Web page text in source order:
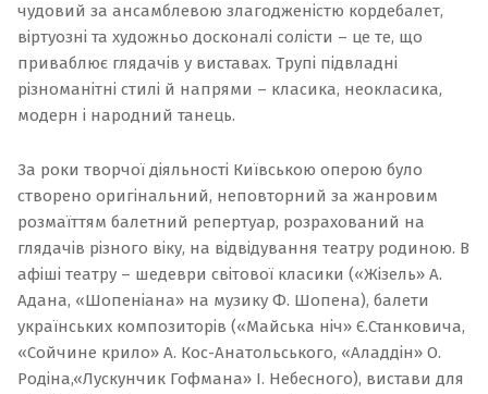
чудовий за ансамблевою злагодженістю кордебалет,
віртуозні та художньо досконалі солісти – це те, що
приваблює глядачів у виставах. Трупі підвладні
різноманітні стилі й напрями – класика, неокласика,
модерн і народний танець.
За роки творчої діяльності Київською оперою було
створено оригінальний, неповторний за жанровим
розмаїттям балетний репертуар, розрахований на
глядачів різного віку, на відвідування театру родиною. В
афіші театру – шедеври світової класики («Жізель» А.
Адана, «Шопеніана» на музику Ф. Шопена), балети
українських композиторів («Майська ніч» Є.Станковича,
«Сойчине крило» А. Кос-Анатольського, «Аладдін» О.
Родіна,«Лускунчик Гофмана» І. Небесного), вистави для